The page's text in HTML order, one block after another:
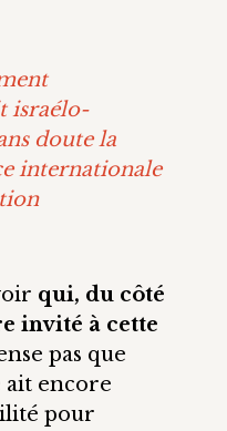
israélo-
doute la
internationale
qui, du côté
invité à cette
pas que
encore
pour